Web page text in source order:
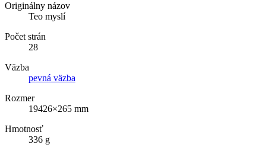
Originálny názov
Teo myslí
Počet strán
28
Väzba
pevná väzba
Rozmer
19426×265 mm
Hmotnosť
336 g